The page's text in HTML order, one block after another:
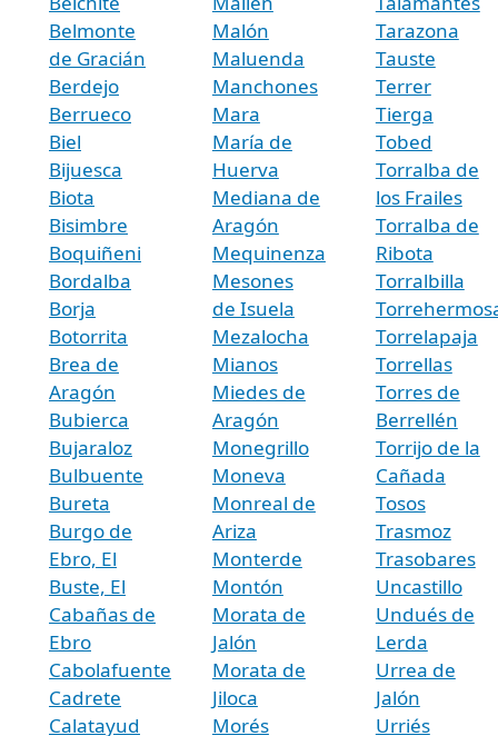
Belmonte
de Gracián
Berdejo
Berrueco
Biel
Bijuesca
Biota
Bisimbre
Boquiñeni
Bordalba
Borja
Botorrita
Brea de
Aragón
Bubierca
Bujaraloz
Bulbuente
Bureta
Burgo de
Ebro, El
Buste, El
Cabañas de
Ebro
Cabolafuente
Cadrete
Calatayud
Malón
Maluenda
Manchones
Mara
María de
Huerva
Mediana de
Aragón
Mequinenza
Mesones
de Isuela
Mezalocha
Mianos
Miedes de
Aragón
Monegrillo
Moneva
Monreal de
Ariza
Monterde
Montón
Morata de
Jalón
Morata de
Jiloca
Morés
Tarazona
Tauste
Terrer
Tierga
Tobed
Torralba de
los Frailes
Torralba de
Ribota
Torralbilla
Torrelapaja
Torrellas
Torres de
Berrellén
Torrijo de la
Cañada
Tosos
Trasmoz
Trasobares
Uncastillo
Undués de
Lerda
Urrea de
Jalón
Urriés